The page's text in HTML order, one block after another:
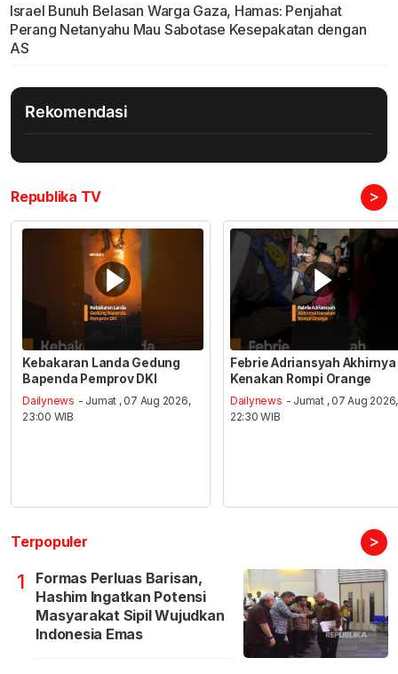
Israel Bunuh Belasan Warga Gaza, Hamas: Penjahat
Perang Netanyahu Mau Sabotase Kesepakatan dengan
AS
Rekomendasi
Republika TV >
Kebakaran Landa Gedung
Bapenda Pemprov DKI
Dailynews - Jumat , 07 Aug 2026,
23:00 WIB
Febrie Adriansyah Akhirnya
Kenakan Rompi Orange
Dailynews - Jumat , 07 Aug 2026,
22:30 WIB
Terpopuler >
1
Formas Perluas Barisan,
Hashim Ingatkan Potensi
Masyarakat Sipil Wujudkan
Indonesia Emas